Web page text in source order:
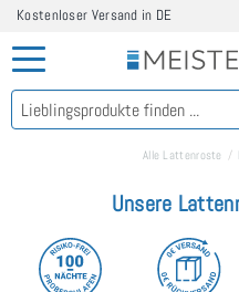
Kostenloser Versand in DE
Alle Lattenroste
Unsere